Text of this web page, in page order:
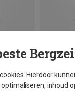
Je bespaart
cookies. Hierdoor
inhoud